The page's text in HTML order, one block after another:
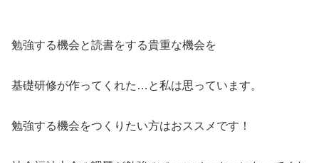
勉強する機会と読書をする貴重な機会を
基礎研修が作ってくれた…と私は思っています。
勉強する機会をつくりたい方はおススメです！